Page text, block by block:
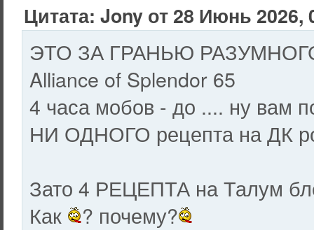
Цитата: Jony от 28 Июнь 2026,
ЭТО ЗА ГРАНЬЮ
Alliance of Splendor 65
4 часа мобов - до .... ну вам
НИ ОДНОГО рецепта на ДК
Зато 4 РЕЦЕПТА на Талум
Как
? почему?